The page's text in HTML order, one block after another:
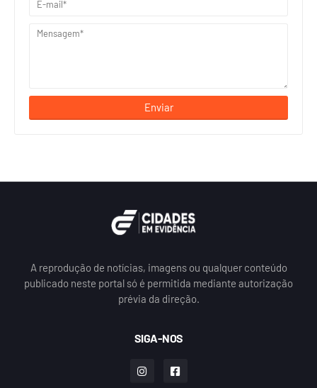
A reprodução de notícias, imagens ou qualquer conteúdo
publicado neste portal só é permitida mediante autorização
prévia da direção.
SIGA-NOS